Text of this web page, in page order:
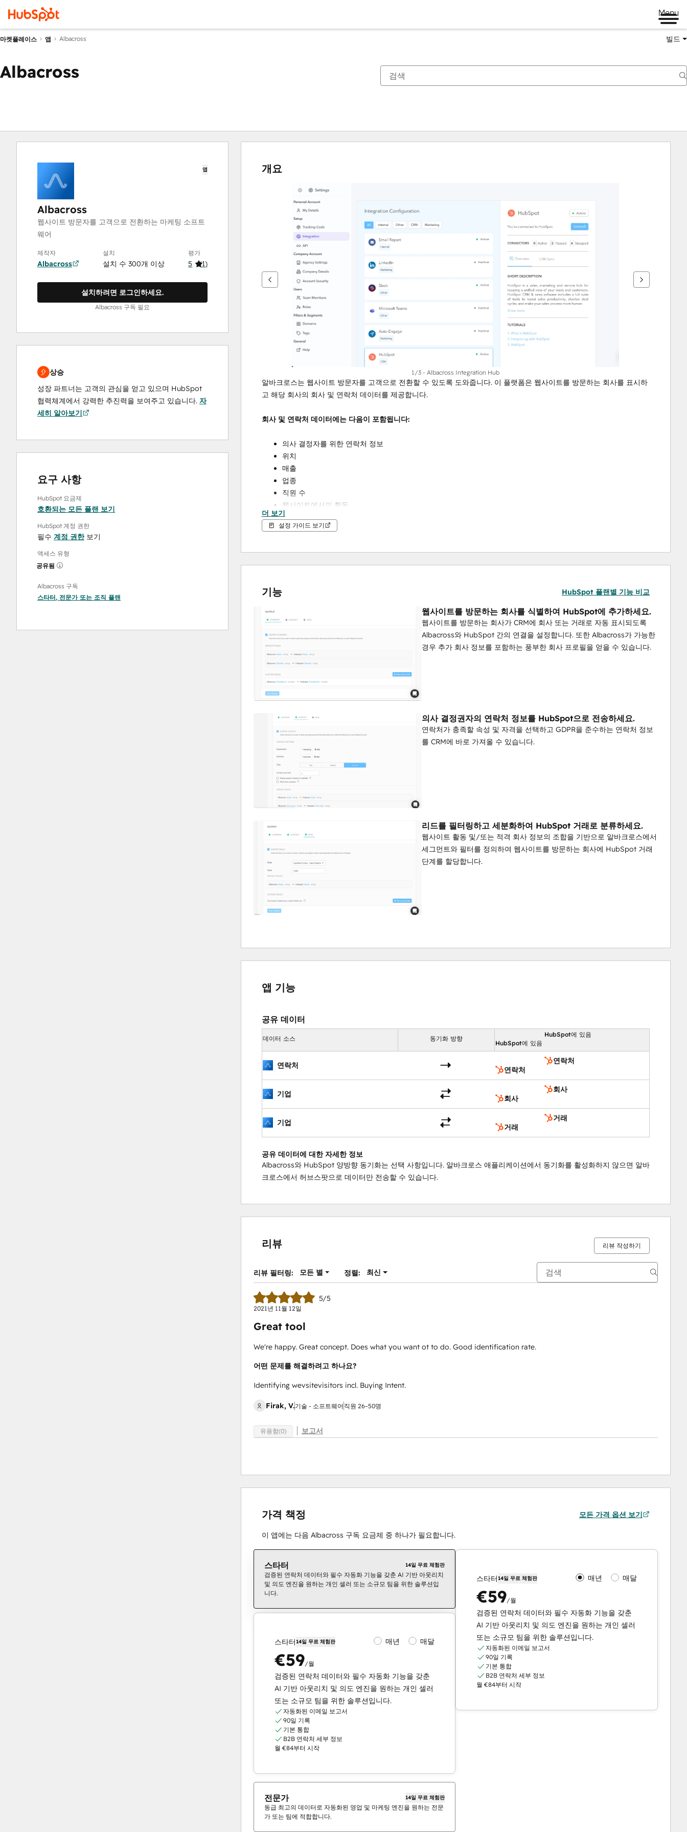
Menu
마켓플레이스 앱 Albacross 빌드
Albacross
앱
Albacross
웹사이트 방문자를 고객으로 전환하는 마케팅 소프트
웨어
제작자
Albacross
설치
설치 수 300개 이상
평가
5 (1)
설치하려면 로그인하세요.
Albacross 구독 필요
상승
성장 파트너는 고객의 관심을 얻고 있으며 HubSpot
협력체계에서 강력한 추진력을 보여주고 있습니다. 자
세히 알아보기
요구 사항
HubSpot 요금제
호환되는 모든 플랜 보기
HubSpot 계정 권한
필수 계정 권한보기
액세스 유형
공유됨
Albacross 구독
스타터, 전문가또는 조직 플랜
개요
면
화
십
시
1/3 - Albacross Integration Hub
알바크로스는 웹사이트 방문자를 고객으로 전환할 수 있도록 도와줍니다. 이 플랫폼은 웹사이트를 방문하는 회사를 표시하
고 해당 회사의 회사 및 연락처 데이터를 제공합니다.
회사 및 연락처 데이터에는 다음이 포함됩니다:
의사 결정자를 위한 연락처 정보
위치
매출
업종
직원 수
웹사이트에서의 활동
방문 출처
더 많은 회사 및 연락처 데이터 포인트
또한, 정의된 기준 또는 이상적인 고객 프로필에 따라 알바크로스에서 데이터를 필터링하고 세분화하여 의도 데이터를 효과
더 보기
설정 가이드 보기
기능 HubSpot 플랜별 기능 비교
웹사이트를 방문하는 회사를 식별하여 HubSpot에 추가하세요.
웹사이트를 방문하는 회사가 CRM에 회사 또는 거래로 자동 표시되도록
Albacross와 HubSpot 간의 연결을 설정합니다. 또한 Albacross가 가능한
경우 추가 회사 정보를 포함하는 풍부한 회사 프로필을 얻을 수 있습니다.
의사 결정권자의 연락처 정보를 HubSpot으로 전송하세요.
연락처가 충족할 속성 및 자격을 선택하고 GDPR을 준수하는 연락처 정보
를 CRM에 바로 가져올 수 있습니다.
리드를 필터링하고 세분화하여 HubSpot 거래로 분류하세요.
웹사이트 활동 및/또는 적격 회사 정보의 조합을 기반으로 알바크로스에서
세그먼트와 필터를 정의하여 웹사이트를 방문하는 회사에 HubSpot 거래
단계를 할당합니다.
앱 기능
공유 데이터
데이터 소스 동기화 방향
HubSpot에 있음
HubSpot에 있음
연락처
연락처
연락처
기업
회사
회사
기업
거래
거래
공유 데이터에 대한 자세한 정보
Albacross와 HubSpot 양방향 동기화는 선택 사항입니다. 알바크로스 애플리케이션에서 동기화를 활성화하지 않으면 알바
크로스에서 허브스팟으로 데이터만 전송할 수 있습니다.
리뷰 리뷰 작성하기
리뷰 필터링: 모든 별 정렬: 최신
5/5
2021년 11월 12일
Great tool
We're happy. Great concept. Does what you want ot to do. Good identification rate.
어떤 문제를 해결하려고 하나요?
Identifying wevsitevisitors incl. Buying Intent.
Firak, V.기술 - 소프트웨어 직원 26~50명
유용함(0) 보고서
가격 책정 모든 가격 옵션 보기
이 앱에는 다음 Albacross 구독 요금제 중 하나가 필요합니다.
스타터 14일 무료 체험판
검증된 연락처 데이터와 필수 자동화 기능을 갖춘 AI 기반 아웃리치
및 의도 엔진을 원하는 개인 셀러 또는 소규모 팀을 위한 솔루션입
니다.
스타터14일 무료 체험판 매년 매달
€59/월
검증된 연락처 데이터와 필수 자동화 기능을 갖춘
AI 기반 아웃리치 및 의도 엔진을 원하는 개인 셀러
또는 소규모 팀을 위한 솔루션입니다.
자동화된 이메일 보고서
90일 기록
기본 통합
B2B 연락처 세부 정보
월 €84부터 시작
전문가 14일 무료 체험판
동급 최고의 데이터로 자동화된 영업 및 마케팅 엔진을 원하는 전문
가 또는 팀에 적합합니다.
스타터14일 무료 체험판 매년 매달
€59/월
검증된 연락처 데이터와 필수 자동화 기능을 갖춘
AI 기반 아웃리치 및 의도 엔진을 원하는 개인 셀러
또는 소규모 팀을 위한 솔루션입니다.
자동화된 이메일 보고서
90일 기록
기본 통합
B2B 연락처 세부 정보
월 €84부터 시작